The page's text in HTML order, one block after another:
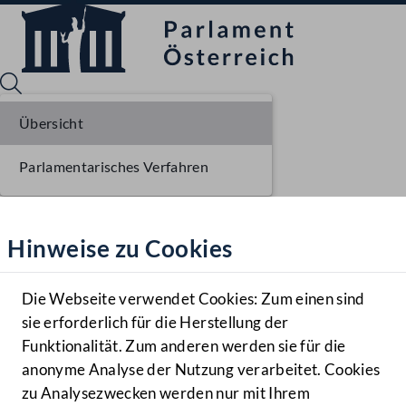
Hilfe
Benutzer
Navigationsmenü öffnen
MENÜ
Hinweise zu Cookies
Die Webseite verwendet Cookies: Zum einen sind
sie erforderlich für die Herstellung der
Funktionalität. Zum anderen werden sie für die
anonyme Analyse der Nutzung verarbeitet. Cookies
zu Analysezwecken werden nur mit Ihrem
Übersicht
Parlamentarisches Verfahren